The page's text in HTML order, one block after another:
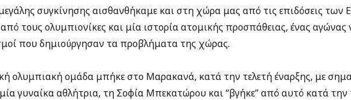
συγκίνησης αισθανθήκαμε και στη χώρα μας από τις επιδόσεις των
τους ολυμπιονίκες και μία ιστορία ατομικής προσπάθειας, ένας αγώνας
που δημιούργησαν τα προβλήματα της χώρας.
ολυμπιακή ομάδα μπήκε στο Μαρακανά, κατά την τελετή έναρξης, με
γυναίκα αθλήτρια, τη Σοφία Μπεκατώρου και “βγήκε” από αυτό κατά την